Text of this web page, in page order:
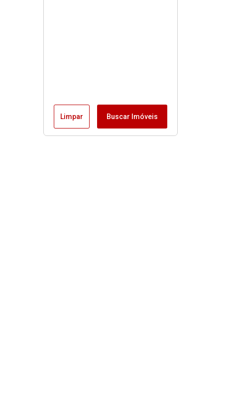
Limpar Buscar Imóveis